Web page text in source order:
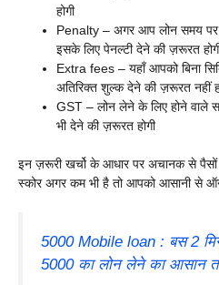
होगी
Penalty – अगर आप लोन समय पर
इसके लिए पेनल्टी देने की ज़रूरत
Extra fees – यहाँ आपको बिना
अतिरिक्त शुल्क देने की ज़रूरत नहीं
GST – लोन लेने के लिए होने वाले
भी देने की ज़रूरत होगी
इन ज़रूरी खर्चो के आधार पर अचानक से
स्कोर अगर कम भी है तो आपको आसानी से
5000 Mobile loan : बस 2
5000 का लोन लेने का आसान